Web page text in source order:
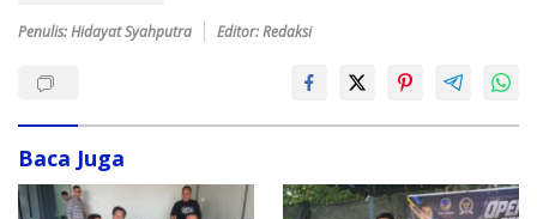
Penulis: Hidayat Syahputra Editor: Redaksi
Baca Juga